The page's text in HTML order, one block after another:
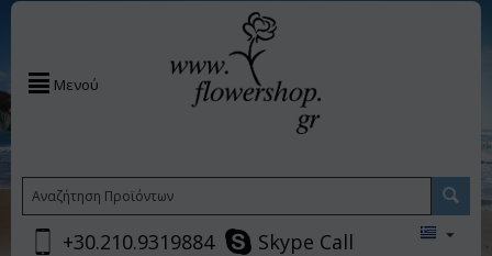
Μενού
+30.210.9319884 Skype Call